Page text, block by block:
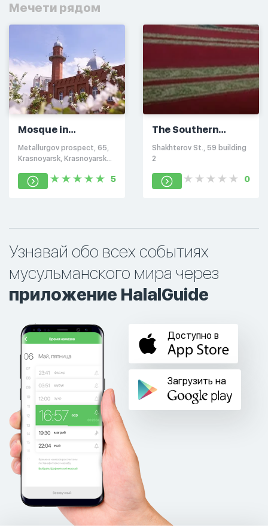
Мечети рядом
Mosque in
Krasnoyarsk
Metallurgov prospect, 65,
Krasnoyarsk, Krasnoyarsk
5
The Southern
market
Shakhterov St., 59 building
2
0
Узнавай обо всех событиях
мусульманского мира через
приложение HalalGuide
Доступно в
Загрузить на